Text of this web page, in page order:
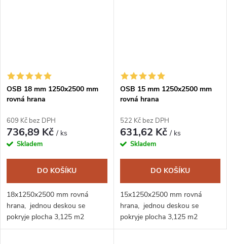
OSB 18 mm 1250x2500 mm
rovná hrana
609 Kč bez DPH
736,89 Kč/ ks
Skladem
DO KOŠÍKU
18x1250x2500 mm rovná
hrana, jednou deskou se
pokryje plocha 3,125 m2
OSB 15 mm 1250x2500 mm
rovná hrana
522 Kč bez DPH
631,62 Kč/ ks
Skladem
DO KOŠÍKU
15x1250x2500 mm rovná
hrana, jednou deskou se
pokryje plocha 3,125 m2